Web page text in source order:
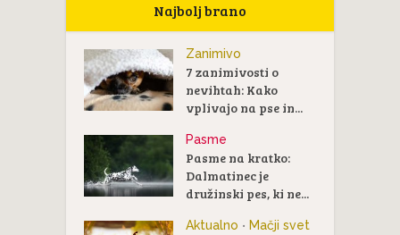
Najbolj brano
Zanimivo
7 zanimivosti o
nevihtah: Kako
vplivajo na pse in...
Pasme
Pasme na kratko:
Dalmatinec je
družinski pes, ki ne...
Aktualno • Mačji svet